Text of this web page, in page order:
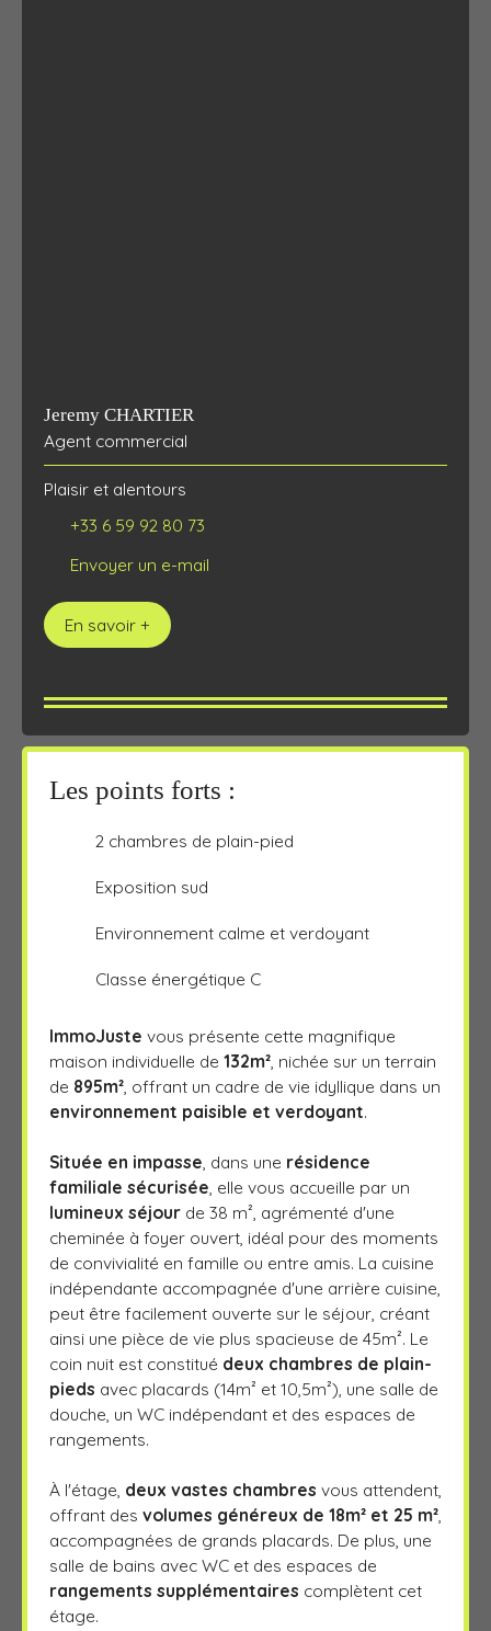
Jeremy CHARTIER
Agent commercial
Plaisir et alentours
+33 6 59 92 80 73
Envoyer un e-mail
En savoir +
Les points forts :
2 chambres de plain-pied
Exposition sud
Environnement calme et verdoyant
Classe énergétique C
ImmoJuste vous présente cette magnifique
maison individuelle de 132m², nichée sur un terrain
de 895m², offrant un cadre de vie idyllique dans un
environnement paisible et verdoyant.
Située en impasse, dans une résidence
familiale sécurisée, elle vous accueille par un
lumineux séjour de 38 m², agrémenté d'une
cheminée à foyer ouvert, idéal pour des moments
de convivialité en famille ou entre amis. La cuisine
indépendante accompagnée d'une arrière cuisine,
peut être facilement ouverte sur le séjour, créant
ainsi une pièce de vie plus spacieuse de 45m². Le
coin nuit est constitué deux chambres de plain-
pieds avec placards (14m² et 10,5m²), une salle de
douche, un WC indépendant et des espaces de
rangements.
À l'étage, deux vastes chambres vous attendent,
offrant des volumes généreux de 18m² et 25 m²,
accompagnées de grands placards. De plus, une
salle de bains avec WC et des espaces de
rangements supplémentaires complètent cet
étage.